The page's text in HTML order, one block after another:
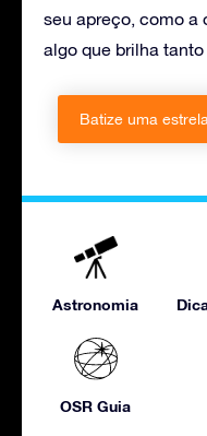
seu apreço, como a
algo que brilha
Batize uma
Astronomia
OSR Guia